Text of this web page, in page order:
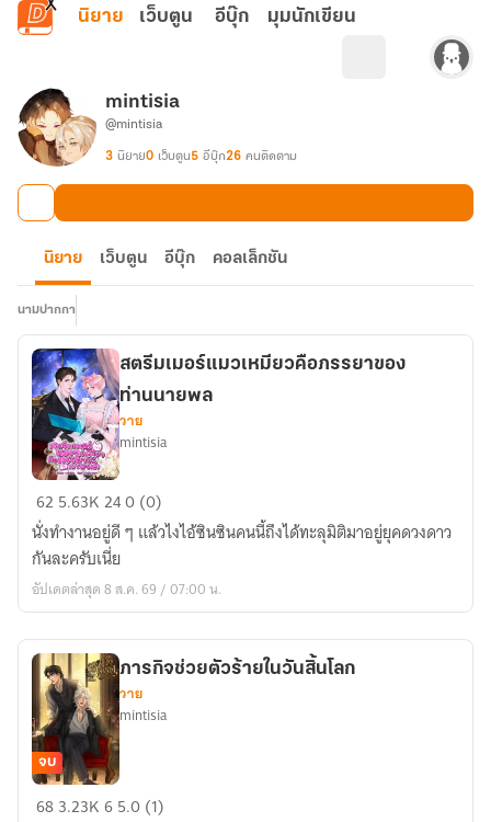
ข้ามไปยังเนื้อหาหลัก
นิยาย เว็บตูน อีบุ๊ก มุมนักเขียน
mintisia
@mintisia
3 นิยาย0 เว็บตูน5 อีบุ๊ก26 คนติดตาม
นิยาย เว็บตูน อีบุ๊ก คอลเล็กชัน
นามปากกา
สตรี
ม
เม
อร์
แมว
คือ
ภรรยา
ของ
ท่าน
นาย
พล
สตรีมเมอร์แมวเหมียวคือภรรยาของ
ท่านนายพล
วาย
mintisia
62 5.63K240 (0)
นั่งทำงานอยู่ดี ๆ แล้วไงไอ้ซินซินคนนี้ถึงได้ทะลุมิติมาอยู่ยุคดวงดาว
กันละครับเนี่ย
อัปเดตล่าสุด 8 ส.ค. 69 / 07:00 น.
ภารกิจ
จบ
ภารกิจช่วยตัวร้ายในวันสิ้นโลก
วาย
mintisia
683.23K65.0 (1)